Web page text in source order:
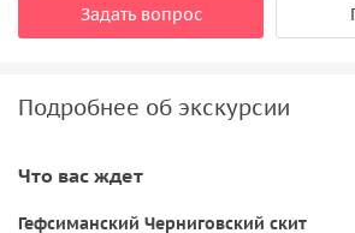
Задать вопрос
Подробнее об экскурсии
Что вас ждет
Гефсиманский Черниговский скит